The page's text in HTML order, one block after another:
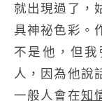
就出現過了，
具神祕色彩。
不是他，但
人，因為他說
一般人會在知